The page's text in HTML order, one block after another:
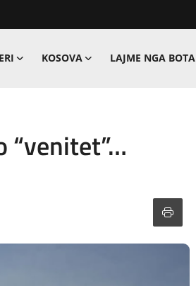
KOSOVA LAJME NGA BOTA
“venitet”…